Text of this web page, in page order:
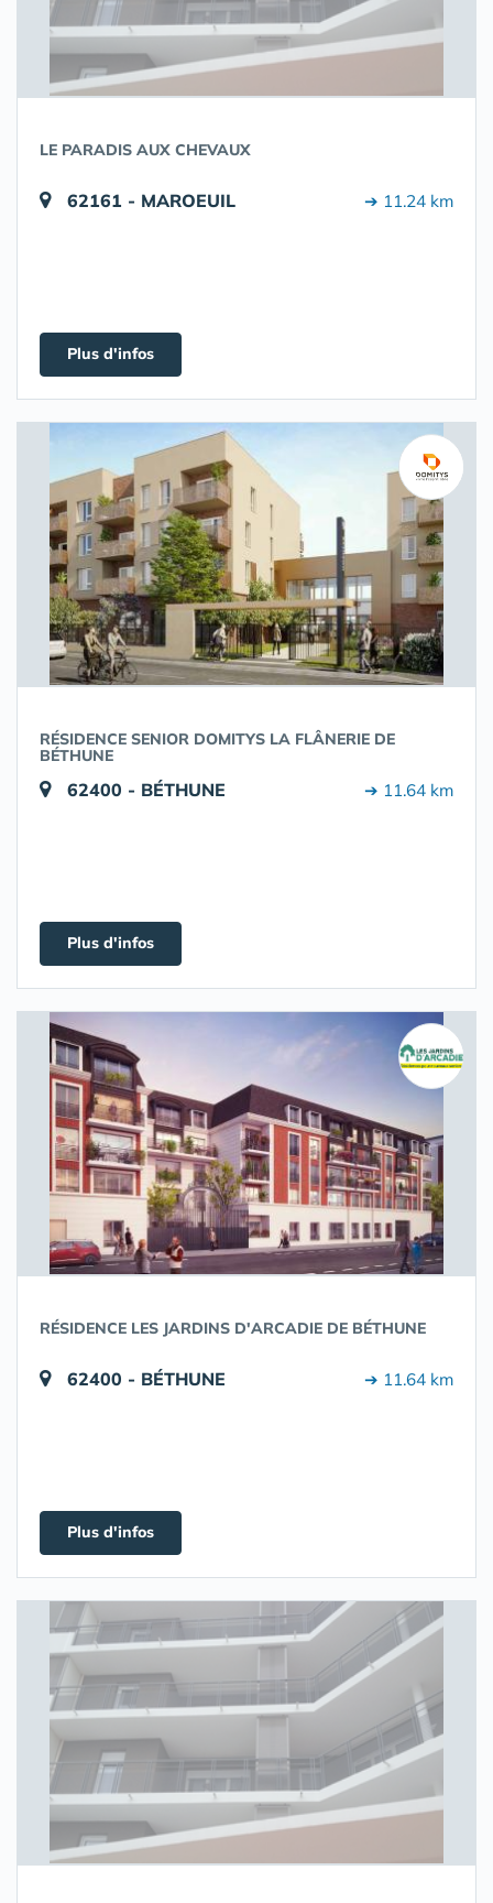
LE PARADIS AUX CHEVAUX
62161 - MAROEUIL ➔ 11.24 km
Plus d'infos
RÉSIDENCE SENIOR DOMITYS LA FLÂNERIE DE
BÉTHUNE
62400 - BÉTHUNE ➔ 11.64 km
Plus d'infos
RÉSIDENCE LES JARDINS D'ARCADIE DE BÉTHUNE
62400 - BÉTHUNE ➔ 11.64 km
Plus d'infos